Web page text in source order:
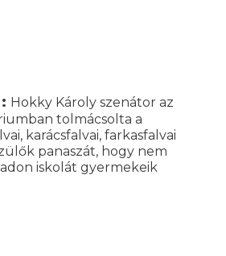
Hokky Károly szenátor az
tolmácsolta a
karácsfalvai, farkasfalvai
panaszát, hogy nem
iskolát gyermekeik